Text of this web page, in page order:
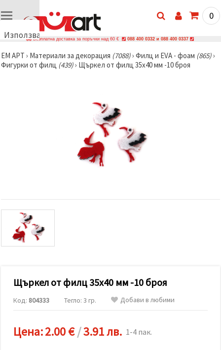
Използваме
🍪
Използваме
да
показваме
релевантно
съдържание
и реклами,
включително
за анализ
използваме
0
Безплатна доставка за поръчки над 60 € 088 400 0332 и 088 400 0337
ЕМ АРТ › Материали за декорация (7088)› Филц и EVA - фоам (865)›
Фигурки от филц (439)› Щъркел от филц 35x40 мм -10 броя
Щъркел от филц 35x40 мм -10 броя
Код: 804333 Тегло: 3 гр. Добави в любими
Цена:2.00 €/3.91 лв. 1-4 пак.